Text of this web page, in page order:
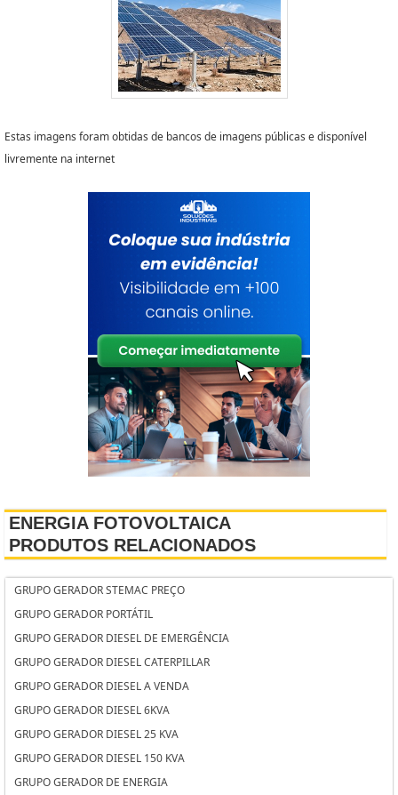
Estas imagens foram obtidas de bancos de imagens públicas e disponível
livremente na internet
ENERGIA FOTOVOLTAICA
PRODUTOS RELACIONADOS
GRUPO GERADOR STEMAC PREÇO
GRUPO GERADOR PORTÁTIL
GRUPO GERADOR DIESEL DE EMERGÊNCIA
GRUPO GERADOR DIESEL CATERPILLAR
GRUPO GERADOR DIESEL A VENDA
GRUPO GERADOR DIESEL 6KVA
GRUPO GERADOR DIESEL 25 KVA
GRUPO GERADOR DIESEL 150 KVA
GRUPO GERADOR DE ENERGIA